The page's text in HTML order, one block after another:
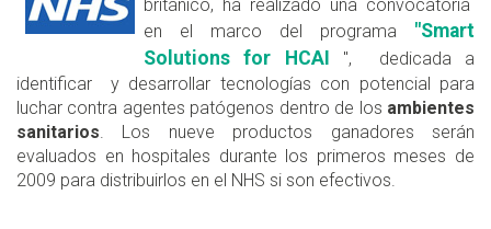
británico, ha realizado una convocatoria
en el marco del programa "Smart
Solutions for HCAI
", dedicada a
identificar y desarrollar tecnologías con potencial para
luchar contra agentes patógenos dentro de los ambientes
sanitarios. Los nueve productos ganadores serán
evaluados en hospitales durante los primeros meses de
2009 para distribuirlos en el NHS si son efectivos.